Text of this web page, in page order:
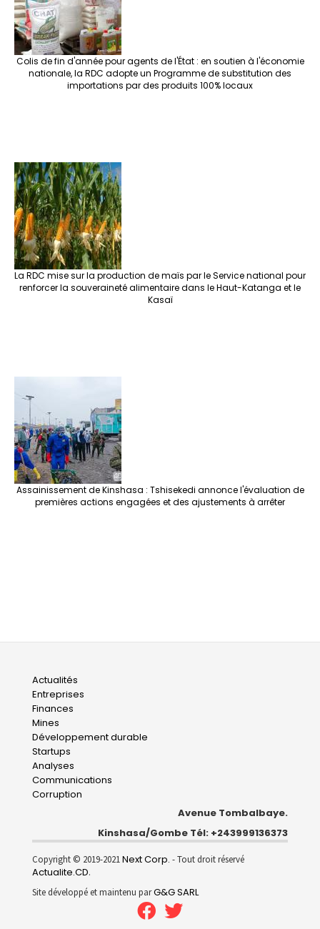
Colis de fin d'année pour agents de l'État : en soutien à l'économie
nationale, la RDC adopte un Programme de substitution des
importations par des produits 100% locaux
La RDC mise sur la production de maïs par le Service national pour
renforcer la souveraineté alimentaire dans le Haut-Katanga et le
Kasaï
Assainissement de Kinshasa : Tshisekedi annonce l'évaluation de
premières actions engagées et des ajustements à arrêter
Main
navigation
Actualités
Entreprises
Finances
Mines
Développement durable
Startups
Analyses
Communications
Corruption
Avenue Tombalbaye.
Kinshasa/Gombe Tél: +243999136373
Copyright © 2019-2021Next Corp. - Tout droit réservé
Actualite.CD.
Site développé et maintenu parG&G SARL